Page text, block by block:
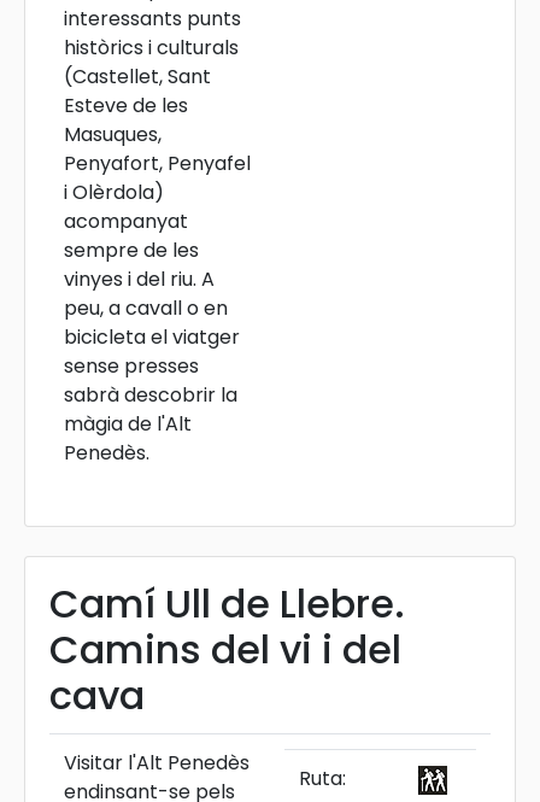
interessants punts
històrics i culturals
(Castellet, Sant
Esteve de les
Masuques,
Penyafort, Penyafel
i Olèrdola)
acompanyat
sempre de les
vinyes i del riu. A
peu, a cavall o en
bicicleta el viatger
sense presses
sabrà descobrir la
màgia de l'Alt
Penedès.
Camí Ull de Llebre.
Camins del vi i del
cava
Visitar l'Alt Penedès
endinsant-se pels
Ruta: